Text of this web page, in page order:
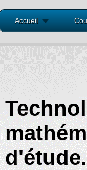
Accueil
d'étude.